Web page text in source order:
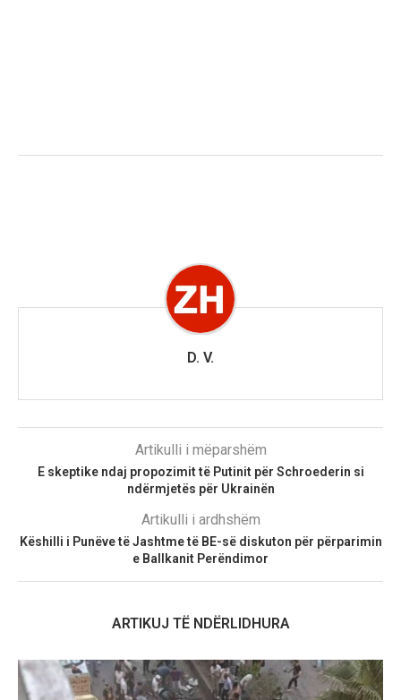
D. V.
Artikulli i mëparshëm
E skeptike ndaj propozimit të Putinit për Schroederin si
ndërmjetës për Ukrainën
Artikulli i ardhshëm
Këshilli i Punëve të Jashtme të BE-së diskuton për përparimin
e Ballkanit Perëndimor
ARTIKUJ TË NDËRLIDHURA